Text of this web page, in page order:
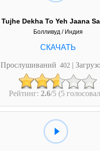
Tujhe Dekha To Yeh Jaana
Болливуд / Индия
Прослушиваний 402 |
Рейтинг: 2.6/5 (5